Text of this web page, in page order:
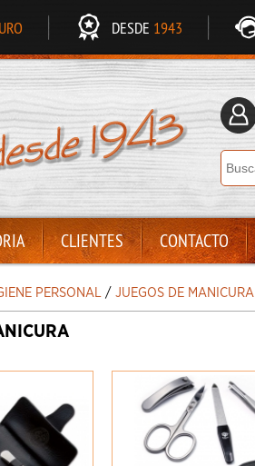
DESDE 1943
CLIENTES CONTACTO
PERSONAL / JUEGOS DE MANICURA